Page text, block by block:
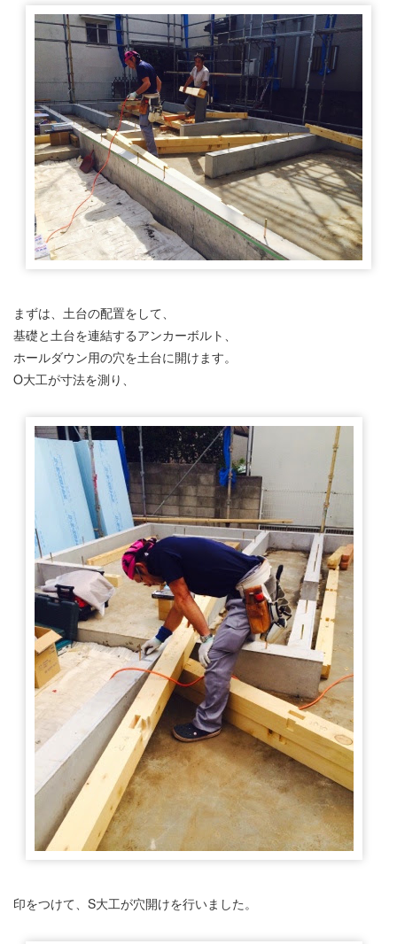
まずは、土台の配置をして、
基礎と土台を連結するアンカーボルト、
ホールダウン用の穴を土台に開けます。
O大工が寸法を測り、
印をつけて、S大工が穴開けを行いました。